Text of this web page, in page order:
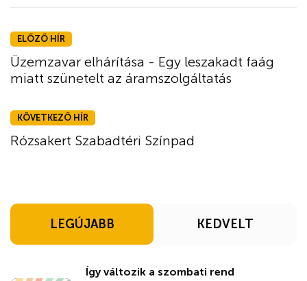
ELŐZŐ HÍR
Üzemzavar elhárítása - Egy leszakadt faág
miatt szünetelt az áramszolgáltatás
KÖVETKEZŐ HÍR
Rózsakert Szabadtéri Színpad
LEGÚJABB KEDVELT
Így változik a szombati rend